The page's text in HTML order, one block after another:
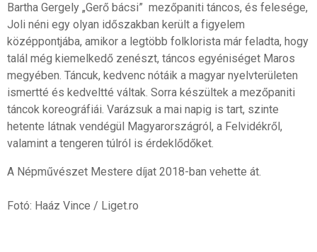
Bartha Gergely „Gerő bácsi” mezőpaniti táncos, és felesége,
Joli néni egy olyan időszakban került a figyelem
középpontjába, amikor a legtöbb folklorista már feladta, hogy
talál még kiemelkedő zenészt, táncos egyéniséget Maros
megyében. Táncuk, kedvenc nótáik a magyar nyelvterületen
ismertté és kedveltté váltak. Sorra készültek a mezőpaniti
táncok koreográfiái. Varázsuk a mai napig is tart, szinte
hetente látnak vendégül Magyarországról, a Felvidékről,
valamint a tengeren túlról is érdeklődőket.
A Népművészet Mestere díjat 2018-ban vehette át.
Fotó: Haáz Vince / Liget.ro